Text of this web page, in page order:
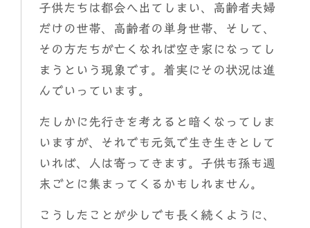
子供たちは都会へ出てしまい、高齢者夫婦
だけの世帯、高齢者の単身世帯、そして、
その方たちが亡くなれば空き家になってし
まうという現象です。着実にその状況は進
んでいっています。
たしかに先行きを考えると暗くなってしま
いますが、それでも元気で生き生きとして
いれば、人は寄ってきます。子供も孫も週
末ごとに集まってくるかもしれません。
こうしたことが少しでも長く続くように、